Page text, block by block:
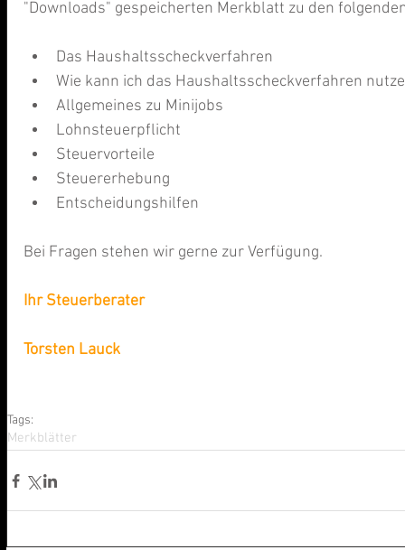
"Downloads" gespeicherten Merkblatt zu den
Das Haushaltsscheckverfahren
Wie kann ich das Haushaltsscheckverfahren
Allgemeines zu Minijobs
Lohnsteuerpflicht
Steuervorteile
Steuererhebung
Entscheidungshilfen
Bei Fragen stehen wir gerne zur Verfügung.
Ihr Steuerberater
Torsten Lauck
Tags:
Merkblätter